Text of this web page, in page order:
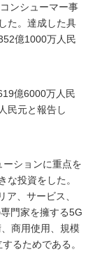
ンシューマー事
た。達成した具
億1000万人民
億6000万人民
民元と報告し
ションに重点を
な投資をした。
、サービス、
門家を擁する5G
商用使用、規模
るためである。